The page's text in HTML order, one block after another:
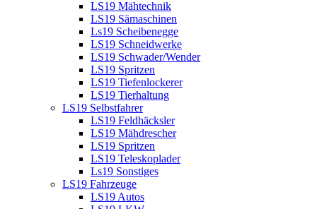
LS19 Mähtechnik
LS19 Sämaschinen
Ls19 Scheibenegge
LS19 Schneidwerke
LS19 Schwader/Wender
LS19 Spritzen
LS19 Tiefenlockerer
LS19 Tierhaltung
LS19 Selbstfahrer
LS19 Feldhäcksler
LS19 Mähdrescher
LS19 Spritzen
LS19 Teleskoplader
Ls19 Sonstiges
LS19 Fahrzeuge
LS19 Autos